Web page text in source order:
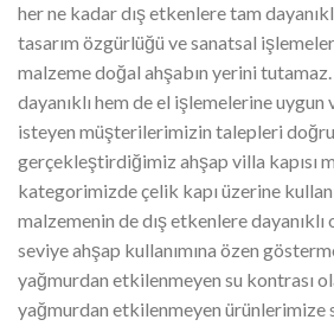
her ne kadar dış etkenlere tam
tasarım özgürlüğü ve sanatsal
malzeme doğal ahşabın yerini
dayanıklı hem de el işlemelerine uygun
isteyen müşterilerimizin talepleri
gerçekleştirdiğimiz ahşap villa kapısı
kategorimizde çelik kapı üzerine
malzemenin de dış etkenlere dayanıklı
seviye ahşap kullanımına özen
yağmurdan etkilenmeyen su kontrası
yağmurdan etkilenmeyen ürünlerimize